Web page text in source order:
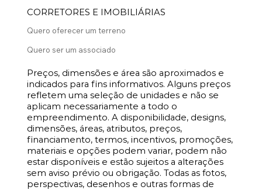
CORRETORES E IMOBILIÁRIAS
Quero oferecer um terreno
Quero ser um associado
Preços, dimensões e área são aproximados e
indicados para fins informativos. Alguns preços
refletem uma seleção de unidades e não se
aplicam necessariamente a todo o
empreendimento. A disponibilidade, designs,
dimensões, áreas, atributos, preços,
financiamento, termos, incentivos, promoções,
materiais e opções podem variar, podem não
estar disponíveis e estão sujeitos a alterações
sem aviso prévio ou obrigação. Todas as fotos,
perspectivas, desenhos e outras formas de